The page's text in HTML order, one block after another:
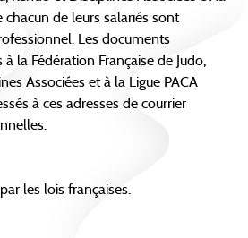
chacun de leurs salariés sont
Les documents
la Fédération Française de Judo,
Associées et à la Ligue PACA
à ces adresses de courrier
les lois françaises.